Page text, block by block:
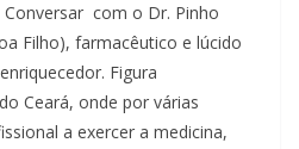
com o Dr. Pinho
Filho), farmacêutico e lúcido
Figura
Ceará, onde por várias
a exercer a medicina,